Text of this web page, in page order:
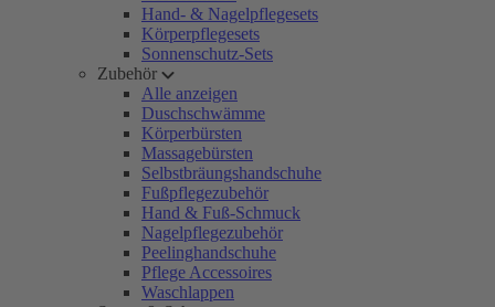
Hand- & Nagelpflegesets
Körperpflegesets
Sonnenschutz-Sets
Zubehör
Alle anzeigen
Duschschwämme
Körperbürsten
Massagebürsten
Selbstbräungshandschuhe
Fußpflegezubehör
Hand & Fuß-Schmuck
Nagelpflegezubehör
Peelinghandschuhe
Pflege Accessoires
Waschlappen